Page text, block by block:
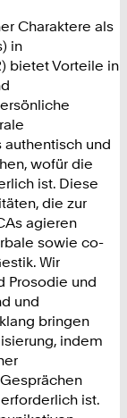
Charaktere als
in
bietet Vorteile in
authentisch und
wofür die
ist. Diese
die zur
agieren
sowie co-
Wir
Prosodie und
und
bringen
indem
ist.